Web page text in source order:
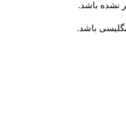
نشده باشد.
باشد.